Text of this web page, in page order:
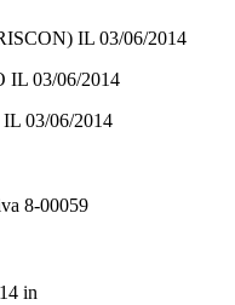
IL 03/06/2014
IL 03/06/2014
03/06/2014
8-00059
in